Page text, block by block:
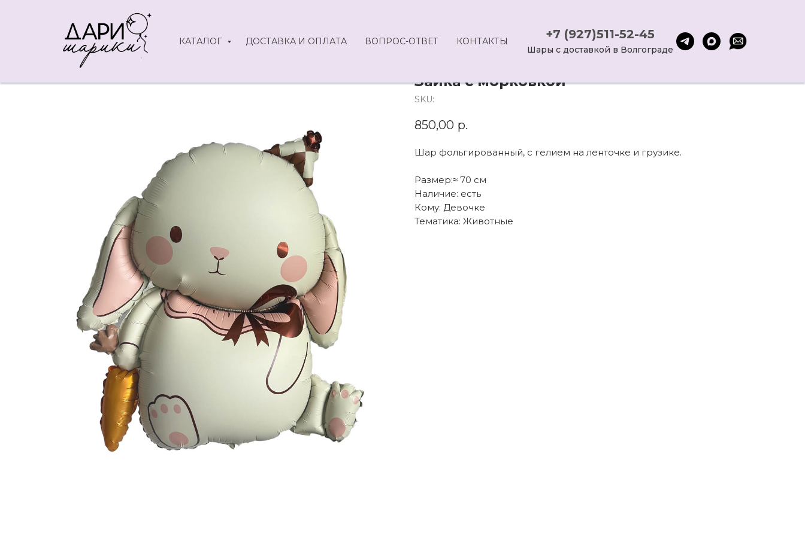
КАТАЛОГ ДОСТАВКА И ОПЛАТА ВОПРОС-ОТВЕТ КОНТАКТЫ +7 (927)511-52-45
Шары с доставкой в Волгограде
Зайка с морковкой
SKU:
850,00 р.
Шар фольгированный, с гелием на ленточке и грузике.
Размер:≈ 70 см
Наличие: есть
Кому: Девочке
Тематика: Животные